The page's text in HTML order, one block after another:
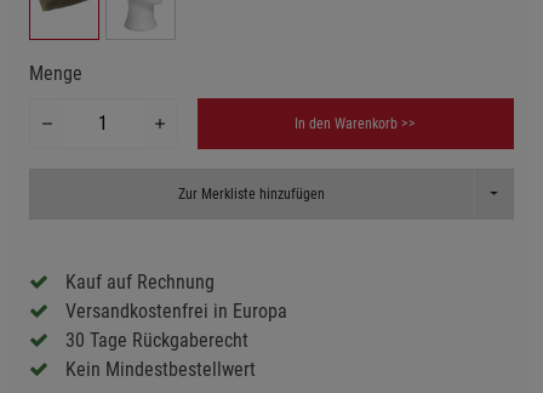
Menge
In den Warenkorb >>
Zur Merkliste hinzufügen Toggle
Kauf auf Rechnung
Versandkostenfrei in Europa
30 Tage Rückgaberecht
Kein Mindestbestellwert